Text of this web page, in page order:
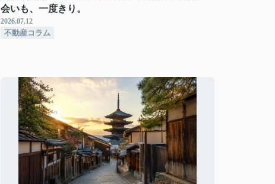
会いも、一度きり。
2026.07.12
不動産コラム